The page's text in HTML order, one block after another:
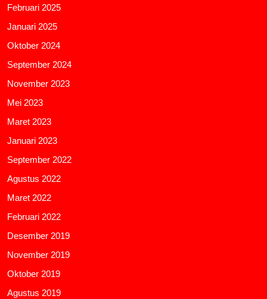
Februari 2025
Januari 2025
Oktober 2024
September 2024
November 2023
Mei 2023
Maret 2023
Januari 2023
September 2022
Agustus 2022
Maret 2022
Februari 2022
Desember 2019
November 2019
Oktober 2019
Agustus 2019